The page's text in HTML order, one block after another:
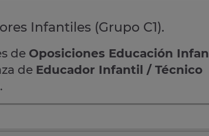
Infantiles (Grupo C1).
de Oposiciones Educación
de Educador Infantil / Técnico